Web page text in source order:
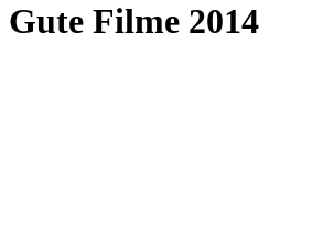
Gute Filme 2014